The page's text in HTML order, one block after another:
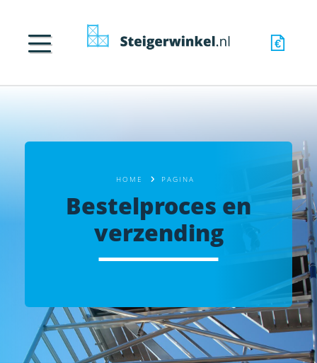
HOME PAGINA
Bestelproces en
verzending